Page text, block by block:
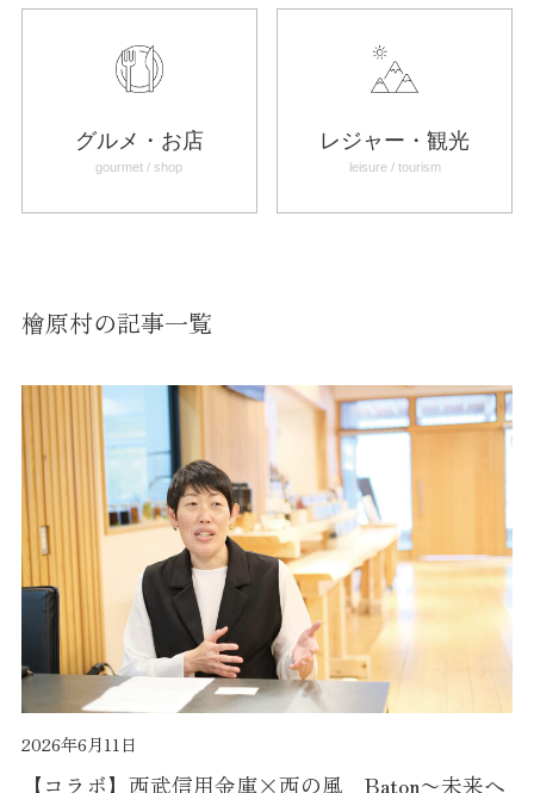
グルメ・お店
gourmet / shop
レジャー・観光
leisure / tourism
檜原村の記事一覧
2026年6月11日
【コラボ】西武信用金庫×西の風 Baton〜未来へ